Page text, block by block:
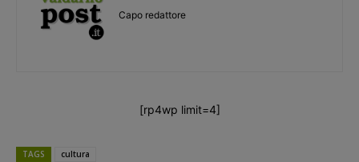
Capo redattore
[rp4wp limit=4]
TAGS cultura